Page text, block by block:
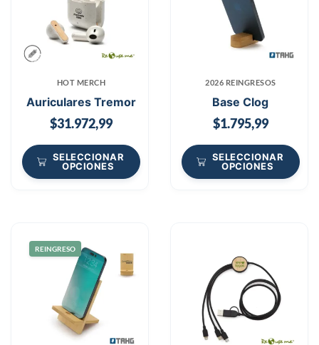
HOT MERCH
Auriculares Tremor
$31.972,99
SELECCIONAR
OPCIONES
2026 REINGRESOS
Base Clog
$1.795,99
SELECCIONAR
OPCIONES
REINGRESO